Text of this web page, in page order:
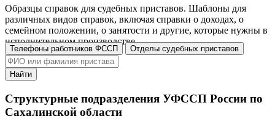
Образцы справок для судебных приставов. Шаблоны для
различных видов справок, включая справки о доходах, о
семейном положении, о занятости и другие, которые нужны в
исполнительном производстве.
Перейти в раздел
Телефоны работников ФССП Отделы судебных приставов
Найти
Структурные подразделения УФССП России по
Сахалинской области